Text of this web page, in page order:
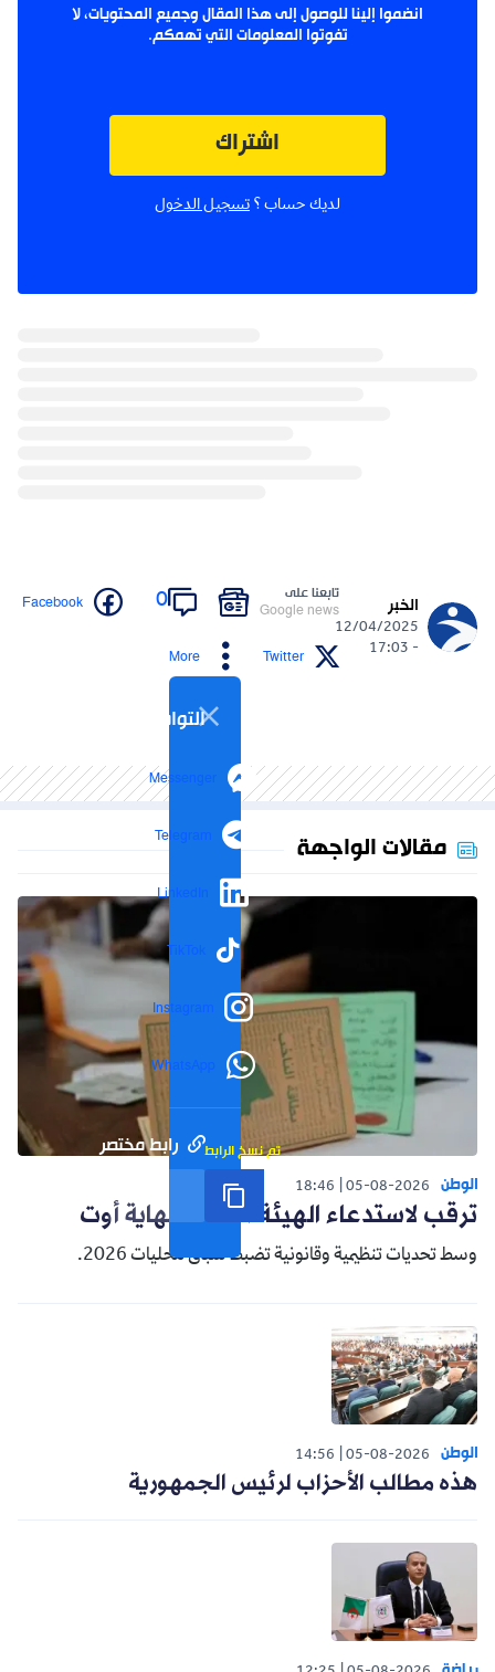
انضموا إلينا للوصول إلى هذا المقال وجميع المحتويات، لا
تفوتوا المعلومات التي تهمكم.
اشتراك
لديك حساب ؟ تسجيل الدخول
الخبر
12/04/2025
- 17:03
تابعنا على
Google news
0
Facebook
Twitter
More
التواصل الاجتماعي
Messenger
Telegram
LinkedIn
TikTok
Instagram
WhatsApp
رابط مختصر تم نسخ الرابط
مقالات الواجهة
الوطن 05-08-2026
18:46
ترقب لاستدعاء الهيئة الناخبة نهاية أوت
وسط تحديات تنظيمية وقانونية تضبط سباق محليات 2026.
الوطن 05-08-2026
14:56
هذه مطالب الأحزاب لرئيس الجمهورية